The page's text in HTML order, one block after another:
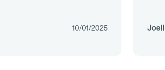
10/01/2025